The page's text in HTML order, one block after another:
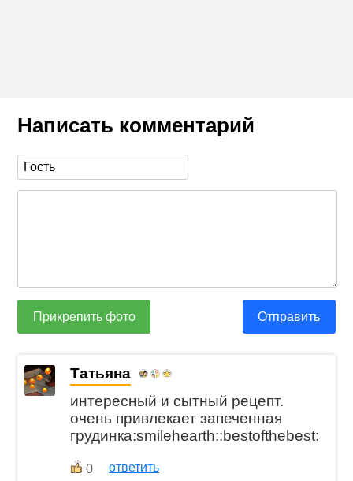
Написать комментарий
Прикрепить фото Отправить
Татьяна
интересный и сытный рецепт.
очень привлекает запеченная
грудинка:smilehearth::bestofthebest:
0 ответить